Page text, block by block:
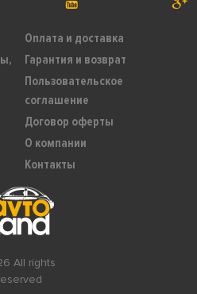
All rights
Оплата и доставка
Гарантия и возврат
Пользовательское
соглашение
Договор оферты
О компании
Контакты